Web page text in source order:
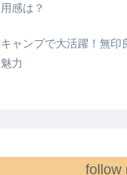
用感は？
キャンプで大活躍！無印
魅力
follow